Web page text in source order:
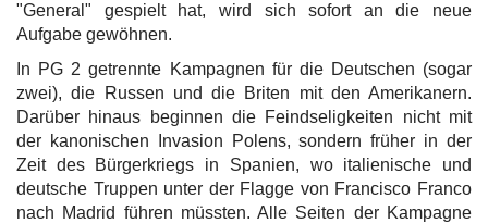
"General" gespielt hat, wird sich sofort an die neue
Aufgabe gewöhnen.
In PG 2 getrennte Kampagnen für die Deutschen (sogar
zwei), die Russen und die Briten mit den Amerikanern.
Darüber hinaus beginnen die Feindseligkeiten nicht mit
der kanonischen Invasion Polens, sondern früher in der
Zeit des Bürgerkriegs in Spanien, wo italienische und
deutsche Truppen unter der Flagge von Francisco Franco
nach Madrid führen müssten. Alle Seiten der Kampagne